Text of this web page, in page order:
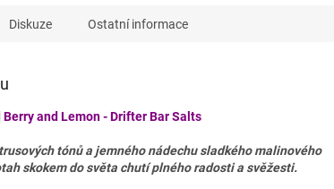
Diskuze Ostatní informace
Berry and Lemon- Drifter Bar Salts
tónů a jemného nádechu sladkého malinového
skokem do světa chutí plného radosti a svěžesti.